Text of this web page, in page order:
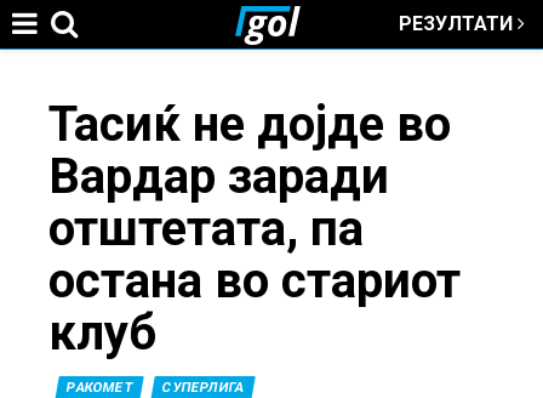
РЕЗУЛТАТИ
You
here
Тасиќ не дојде во
Вардар заради
отштетата, па
остана во стариот
клуб
РАКОМЕТ СУПЕРЛИГА